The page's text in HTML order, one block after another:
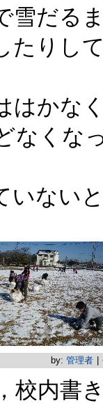
雪だる
たりし
はかな
なくな
いない
by: 管理者
校内書